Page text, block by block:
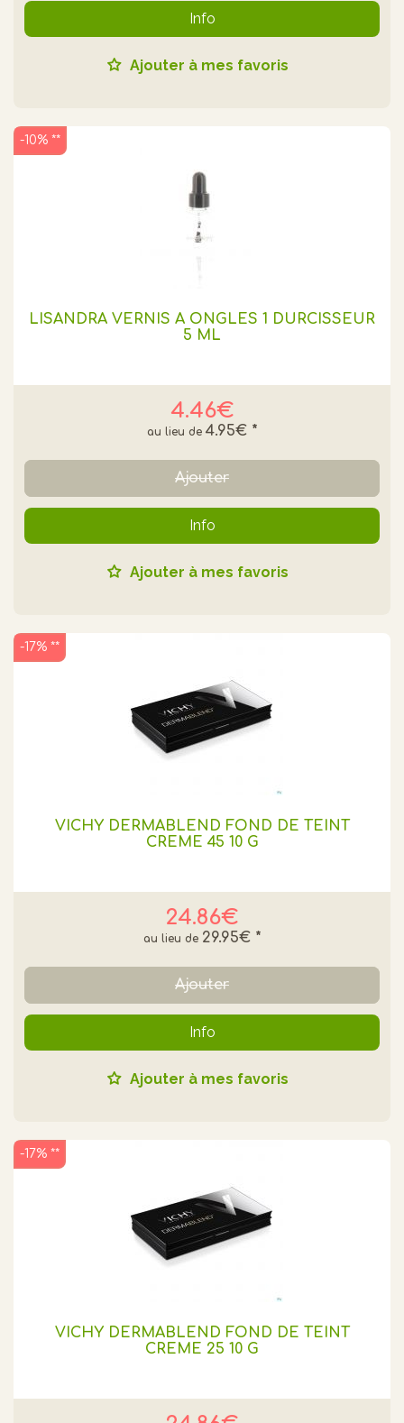
Info
Ajouter à mes favoris
LISANDRA VERNIS A ONGLES 1 DURCISSEUR
5 ML
4.46€
4.95€ *
-10% **
Ajouter
Info
Ajouter à mes favoris
VICHY DERMABLEND FOND DE TEINT
CREME 45 10 G
24.86€
29.95€ *
-17% **
Ajouter
Info
Ajouter à mes favoris
VICHY DERMABLEND FOND DE TEINT
CREME 25 10 G
-17% **